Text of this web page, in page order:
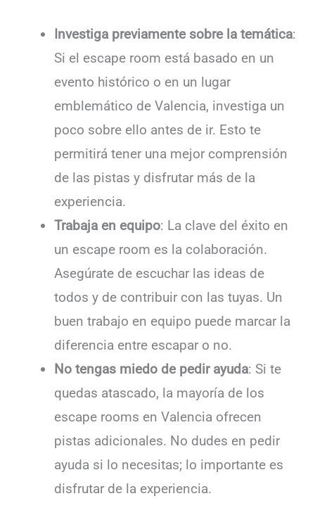
Investiga previamente sobre la temática:
Si el escape room está basado en un
evento histórico o en un lugar
emblemático de Valencia, investiga un
poco sobre ello antes de ir. Esto te
permitirá tener una mejor comprensión
de las pistas y disfrutar más de la
experiencia.
Trabaja en equipo: La clave del éxito en
un escape room es la colaboración.
Asegúrate de escuchar las ideas de
todos y de contribuir con las tuyas. Un
buen trabajo en equipo puede marcar la
diferencia entre escapar o no.
No tengas miedo de pedir ayuda: Si te
quedas atascado, la mayoría de los
escape rooms en Valencia ofrecen
pistas adicionales. No dudes en pedir
ayuda si lo necesitas; lo importante es
disfrutar de la experiencia.